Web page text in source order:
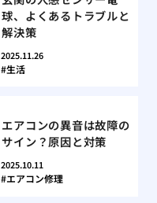
球、よくあるトラブルと
解決策
2025.11.26
生活
エアコンの異音は故障の
サイン？原因と対策
2025.10.11
エアコン修理